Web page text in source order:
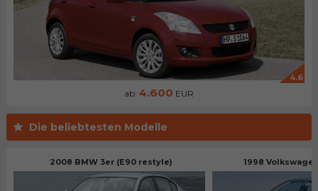
4.6
ab: 4.600 EUR
Die beliebtesten Modelle
2008 BMW 3er (E90 restyle) 1998